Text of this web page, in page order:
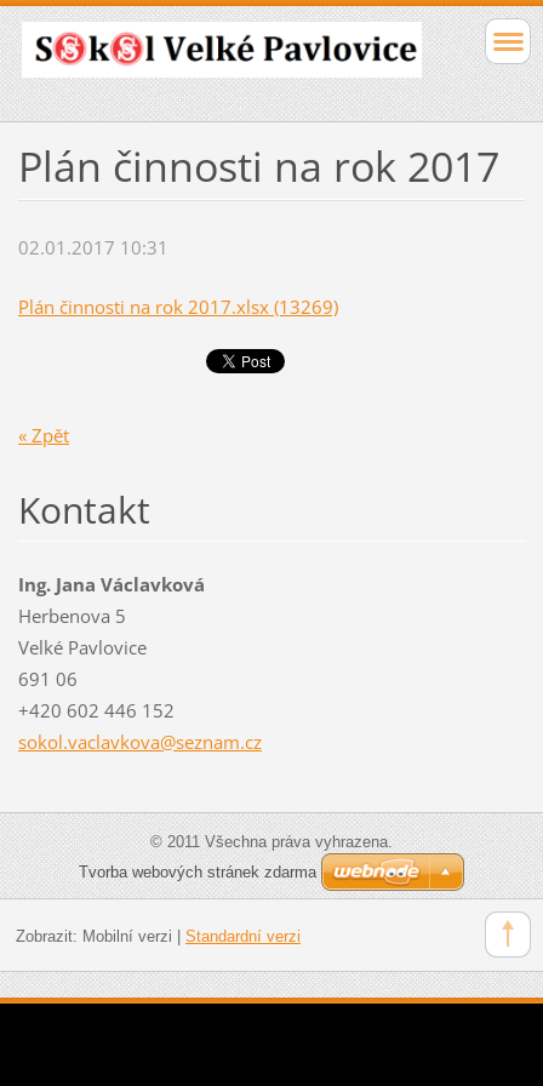
Plán činnosti na rok 2017
02.01.2017 10:31
Plán činnosti na rok 2017.xlsx (13269)
« Zpět
Kontakt
Ing. Jana Václavková
Herbenova 5
Velké Pavlovice
691 06
+420 602 446 152
sokol.vaclavkova@seznam.cz
© 2011 Všechna práva vyhrazena.
Tvorba webových stránek zdarma
Zobrazit: Mobilní verzi | Standardní verzi